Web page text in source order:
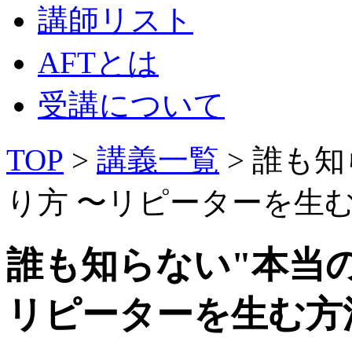
講師リスト
AFTとは
受講について
TOP > 講義一覧 > 誰も
り方 〜リピーターを生
誰も知らない"本当
リピーターを生む